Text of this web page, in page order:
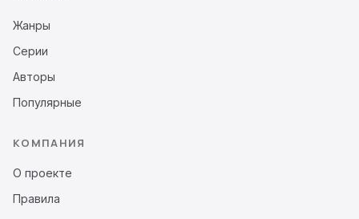
Жанры
Серии
Авторы
Популярные
КОМПАНИЯ
О проекте
Правила